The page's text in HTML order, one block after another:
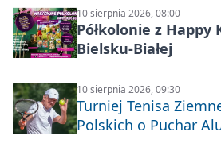
10 sierpnia 2026, 08:00
Półkolonie z Happy
Bielsku-Białej
10 sierpnia 2026, 09:30
Turniej Tenisa
Polskich o Puchar